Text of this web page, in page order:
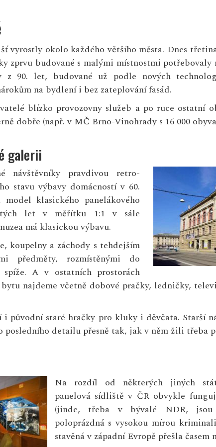
vyrostly okolo každého většího města. Dnes
zprvu budované s malými místnostmi potřebovaly
z 90. let, budované už podle nových
na bydlení i bez zateplování fasád.
blízko provozovny služeb a po ruce ostatní
dobře (např. v MČ Brno-Vinohrady s 16 000
galerii
návštěvníky pravdivou retro-
stavu výbavy domácností v 60.
klasického panelákového
let v měřítku 1:1 v sále
má klasickou výbavu.
koupelny a záchody s tehdejším
předměty, rozmístěnými do
A v ostatních prostorách
najdeme včetně dobové pračky, ledničky,
původní staré hračky pro kluky i děvčata. Starší
posledního detailu přesně tak, jak v něm žili třeba
Na rozdíl od některých jiných
panelová sídliště v ČR obvykle
(jinde, třeba v bývalé NDR,
poloprázdná s vysokou mírou
stavěná v západní Evropě přešla časem